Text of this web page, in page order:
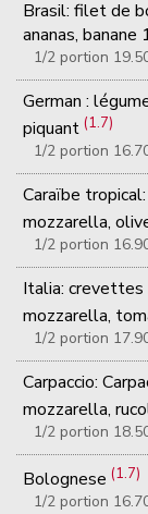
Brasil: filet de
ananas, banane
1/2 portion
German :
piquant(1.7)
1/2 portion
Caraïbe
mozzarella,
1/2 portion
Italia: crevettes
mozzarella,
1/2 portion
Carpaccio:
mozzarella,
1/2 portion
Bolognese(1.7)
1/2 portion